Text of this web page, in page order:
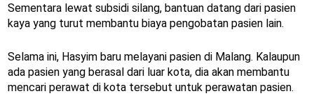
Sementara lewat subsidi silang, bantuan datang dari pasien
kaya yang turut membantu biaya pengobatan pasien lain.
Selama ini, Hasyim baru melayani pasien di Malang. Kalaupun
ada pasien yang berasal dari luar kota, dia akan membantu
mencari perawat di kota tersebut untuk perawatan pasien.